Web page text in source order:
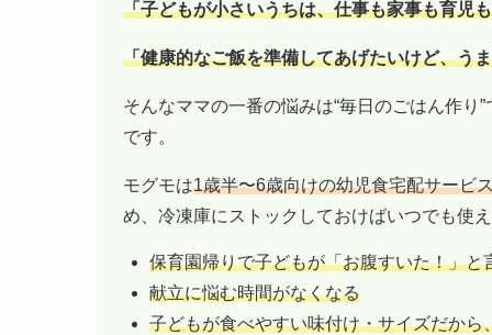
「子どもが小さいうちは、仕事も家事も育児
「健康的なご飯を準備してあげたいけど、う
そんなママの一番の悩みは“毎日のごはん作
です。
モグモは1歳半〜6歳向けの幼児食宅配サービ
め、冷凍庫にストックしておけばいつでも使
保育園帰りで子どもが「お腹すいた！」
献立に悩む時間がなくなる
子どもが食べやすい味付け・サイズだから